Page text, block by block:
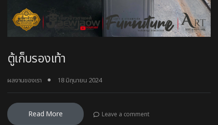
ตู้เก็บรองเท้า
ผลงานของเรา 18 มิถุนายน 2024
Read More Leave a comment